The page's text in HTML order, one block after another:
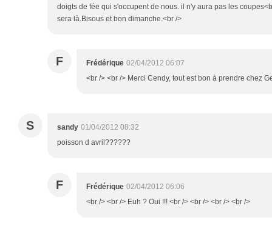
doigts de fée qui s'occupent de nous. il n'y aura pas les
sera là.Bisous et bon dimanche.<br />
F Frédérique 02/04/2012 06:07
<br /> <br /> Merci Cendy, tout est bon à prendre chez
S sandy 01/04/2012 08:32
poisson d avril??????
F Frédérique 02/04/2012 06:06
<br /> <br /> Euh ? Oui !!! <br /> <br /> <br /> <br />